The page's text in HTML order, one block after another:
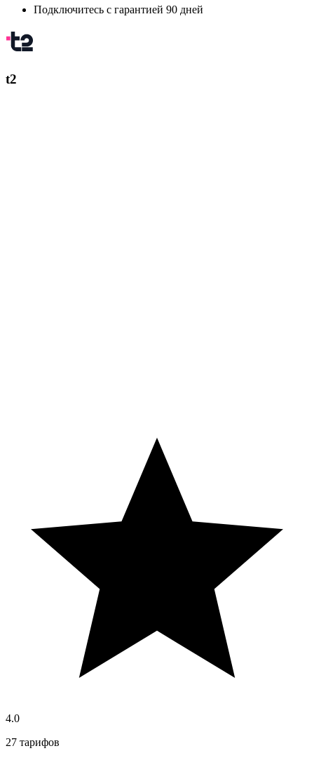
Подключитесь с гарантией 90 дней
t2
4.0
27 тарифов